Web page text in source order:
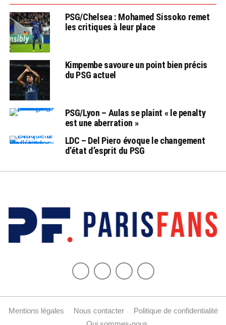
PSG/Chelsea : Mohamed Sissoko remet
les critiques à leur place
Kimpembe savoure un point bien précis
du PSG actuel
PSG/Lyon – Aulas se plaint « le penalty
est une aberration »
LDC – Del Piero évoque le changement
d’état d’esprit du PSG
Mentions légales Nous contacter
Politique de confidentialité